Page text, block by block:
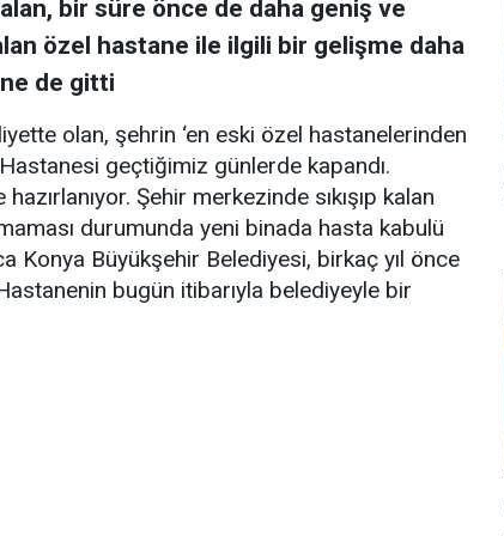
bir süre önce de daha geniş ve
özel hastane ile ilgili bir gelişme daha
de gitti
olan, şehrin ‘en eski özel hastanelerinden
geçtiğimiz günlerde kapandı.
Şehir merkezinde sıkışıp kalan
durumunda yeni binada hasta kabulü
Konya Büyükşehir Belediyesi, birkaç yıl önce
bugün itibarıyla belediyeyle bir